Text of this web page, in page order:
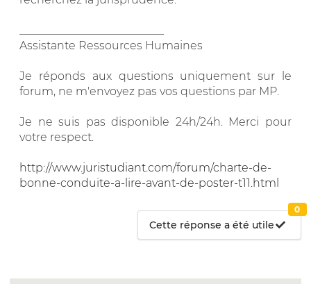
Assistante Ressources Humaines
Je réponds aux questions uniquement sur le
forum, ne m'envoyez pas vos questions par MP.
Je ne suis pas disponible 24h/24h. Merci pour
votre respect.
http://www.juristudiant.com/forum/charte-de-
bonne-conduite-a-lire-avant-de-poster-t11.html
Cette réponse a été utile
0